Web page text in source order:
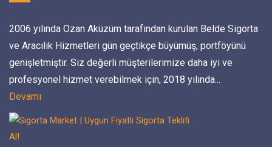
2006 yılında Ozan Aküzüm tarafından kurulan Belde Sigorta
ve Aracılık Hizmetleri gün geçtikçe büyümüş, portföyünü
genişletmiştir. Siz değerli müşterilerimize daha iyi ve
profesyonel hizmet verebilmek için, 2018 yılında...
Devamı